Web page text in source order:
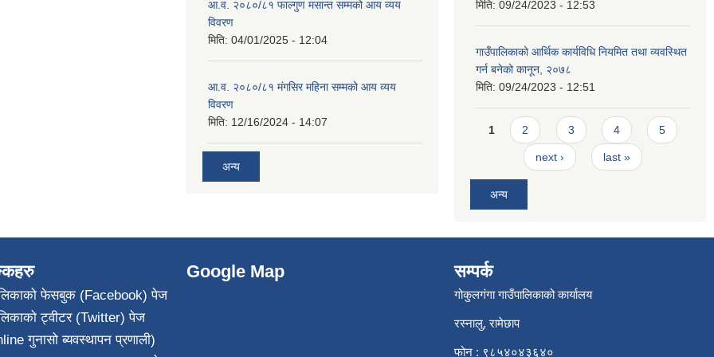
आ.व. २०८०/८१ फाल्गुण मसान्त सम्मको आय व्यय
विवरण
मिति: 04/01/2025 - 12:04
आ.व. २०८०/८१ मंगसिर महिना सम्मको आय व्यय
विवरण
मिति: 12/16/2024 - 14:07
अन्य
मिति: 09/24/2023 - 12:53
गाउँपालिकाको आर्थिक कार्यविधि नियमित तथा व्यवस्थित
गर्न बनेको कानून, २०७८
मिति: 09/24/2023 - 12:51
Pages
1 2 3 4 5
next › last »
अन्य
फेसबुक (Facebook) पेज
ट्वीटर (Twitter) पेज
गुनासो ब्यवस्थापन प्रणाली)
Google Map सम्पर्क
गोकुलगंगा गाउँपालिकाको कार्यालय
रस्नालु, रामेछाप
फोन : ९८५४०४३६४०